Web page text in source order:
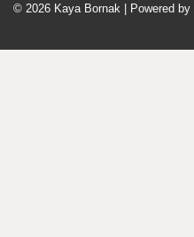
© 2026 Kaya Bornak | Powered by